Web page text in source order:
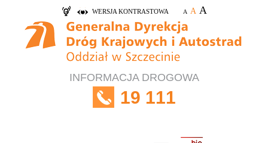
WERSJA KONTRASTOWA A A A
INFORMACJA DROGOWA
19 111